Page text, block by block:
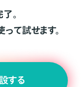
。
て試せます。
する